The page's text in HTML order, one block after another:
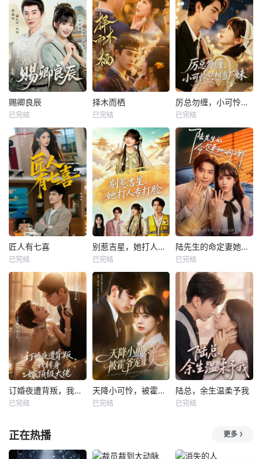
赐卿良辰
已完结
择木而栖
已完结
厉总勿缠，小可怜只想当厂妹
已完结
匠人有七喜
已完结
别惹吉星，她打人专打脸
已完结
陆先生的命定妻她飒又野
已完结
订婚夜遭背叛，我转身嫁顶级大佬
已完结
天降小可怜，被霍爷宠上天
已完结
陆总，余生温柔予我
已完结
正在热播 更多